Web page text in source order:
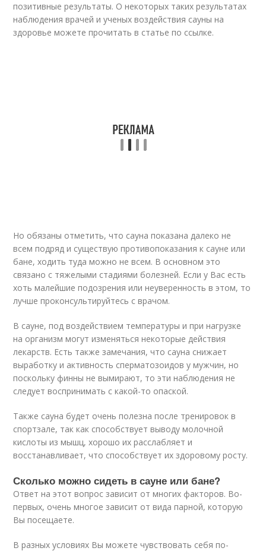
позитивные результаты. О некоторых таких результатах
наблюдения врачей и ученых воздействия сауны на
здоровье можете прочитать в статье по ссылке.
Но обязаны отметить, что сауна показана далеко не
всем подряд и существую противопоказания к сауне или
бане, ходить туда можно не всем. В основном это
связано с тяжелыми стадиями болезней. Если у Вас есть
хоть малейшие подозрения или неуверенность в этом, то
лучше проконсультируйтесь с врачом.
В сауне, под воздействием температуры и при нагрузке
на организм могут изменяться некоторые действия
лекарств. Есть также замечания, что сауна снижает
выработку и активность сперматозоидов у мужчин, но
поскольку финны не вымирают, то эти наблюдения не
следует воспринимать с какой-то опаской.
Также сауна будет очень полезна после тренировок в
спортзале, так как способствует выводу молочной
кислоты из мышц, хорошо их расслабляет и
восстанавливает, что способствует их здоровому росту.
Сколько можно сидеть в сауне или бане?
Ответ на этот вопрос зависит от многих факторов. Во-
первых, очень многое зависит от вида парной, которую
Вы посещаете.
В разных условиях Вы можете чувствовать себя по-